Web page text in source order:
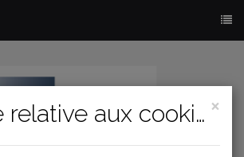
×
Politique relative aux cookies